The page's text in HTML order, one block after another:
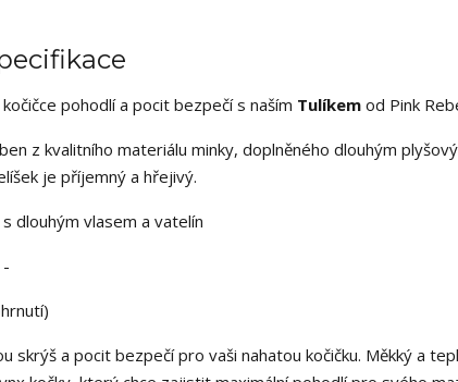
pohodlí a pocit bezpečí s naším Tulíkem od Pink
z kvalitního materiálu minky, doplněného dlouhým
je příjemný a hřejivý.
dlouhým vlasem a vatelín
skrýš a pocit bezpečí pro vaši nahatou kočičku. Měkký a